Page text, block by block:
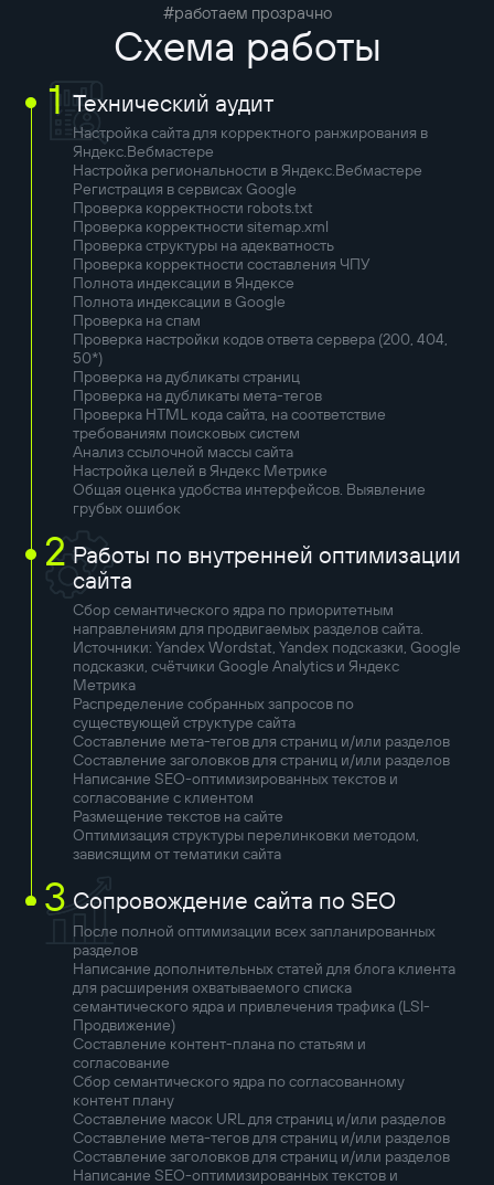
#работаем прозрачно
Схема работы
1 Технический аудит
Настройка сайта для корректного ранжирования в
Яндекс.Вебмастере
Настройка региональности в Яндекс.Вебмастере
Регистрация в сервисах Google
Проверка корректности robots.txt
Проверка корректности sitemap.xml
Проверка структуры на адекватность
Проверка корректности составления ЧПУ
Полнота индексации в Яндексе
Полнота индексации в Google
Проверка на спам
Проверка настройки кодов ответа сервера (200, 404,
50*)
Проверка на дубликаты страниц
Проверка на дубликаты мета-тегов
Проверка HTML кода сайта, на соответствие
требованиям поисковых систем
Анализ ссылочной массы сайта
Настройка целей в Яндекс Метрике
Общая оценка удобства интерфейсов. Выявление
грубых ошибок
2 Работы по внутренней оптимизации
сайта
Сбор семантического ядра по приоритетным
направлениям для продвигаемых разделов сайта.
Источники: Yandex Wordstat, Yandex подсказки, Google
подсказки, счётчики Google Analytics и Яндекс
Метрика
Распределение собранных запросов по
существующей структуре сайта
Составление мета-тегов для страниц и/или разделов
Составление заголовков для страниц и/или разделов
Написание SEO-оптимизированных текстов и
согласование с клиентом
Размещение текстов на сайте
Оптимизация структуры перелинковки методом,
зависящим от тематики сайта
3 Сопровождение сайта по SEO
После полной оптимизации всех запланированных
разделов
Написание дополнительных статей для блога клиента
для расширения охватываемого списка
семантического ядра и привлечения трафика (LSI-
Продвижение)
Составление контент-плана по статьям и
согласование
Сбор семантического ядра по согласованному
контент плану
Составление масок URL для страниц и/или разделов
Составление мета-тегов для страниц и/или разделов
Составление заголовков для страниц и/или разделов
Написание SEO-оптимизированных текстов и